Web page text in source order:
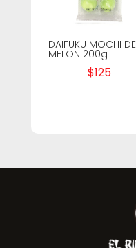
DAIFUKU MOCHI DE
MELON 200g
$125